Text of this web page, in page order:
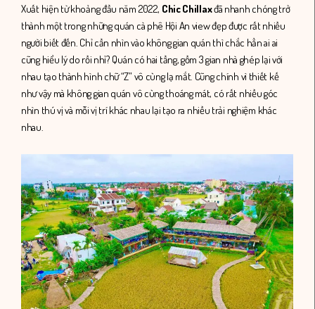
Xuất hiện từ khoảng đầu năm 2022, Chic Chillaxđã nhanh chóng trở
thành một trong những quán cà phê Hội An view đẹp được rất nhiều
người biết đến. Chỉ cần nhìn vào không gian quán thì chắc hẳn ai ai
cũng hiểu lý do rồi nhỉ? Quán có hai tầng, gồm 3 gian nhà ghép lại với
nhau tạo thành hình chữ “Z” vô cùng lạ mắt. Cũng chính vì thiết kế
như vậy mà không gian quán vô cùng thoáng mát, có rất nhiều góc
nhìn thú vị và mỗi vị trí khác nhau lại tạo ra nhiều trải nghiệm khác
nhau.